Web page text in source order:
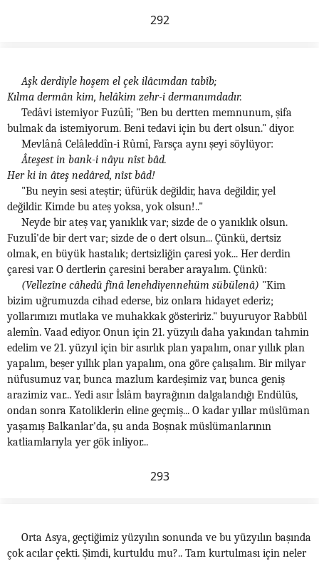
292
Aşk derdiyle hoşem el çek ilâcımdan tabîb;
Kılma dermân kim, helâkim zehr-i dermanımdadır.
Tedâvi istemiyor Fuzûlî; "Ben bu dertten memnunum, şifa
bulmak da istemiyorum. Beni tedavi için bu dert olsun." diyor.
Mevlânâ Celâleddîn-i Rûmî, Farsça aynı şeyi söylüyor:
Âteşest in bank-i nâyu nîst bâd.
Her ki in âteş nedâred, nîst bâd!
"Bu neyin sesi ateştir; üfürük değildir, hava değildir, yel
değildir. Kimde bu ateş yoksa, yok olsun!.."
Neyde bir ateş var, yanıklık var; sizde de o yanıklık olsun.
Fuzulî'de bir dert var; sizde de o dert olsun... Çünkü, dertsiz
olmak, en büyük hastalık; dertsizliğin çaresi yok... Her derdin
çaresi var. O dertlerin çaresini beraber arayalım. Çünkü:
(Vellezîne câhedû fînâ lenehdiyennehüm sübülenâ) "Kim
bizim uğrumuzda cihad ederse, biz onlara hidayet ederiz;
yollarımızı mutlaka ve muhakkak gösteririz." buyuruyor Rabbül
alemîn. Vaad ediyor. Onun için 21. yüzyılı daha yakından tahmin
edelim ve 21. yüzyıl için bir asırlık plan yapalım, onar yıllık plan
yapalım, beşer yıllık plan yapalım, ona göre çalışalım. Bir milyar
nüfusumuz var, bunca mazlum kardeşimiz var, bunca geniş
arazimiz var... Yedi asır İslâm bayrağının dalgalandığı Endülüs,
ondan sonra Katoliklerin eline geçmiş... O kadar yıllar müslüman
yaşamış Balkanlar'da, şu anda Boşnak müslümanlarının
katliamlarıyla yer gök inliyor...
293
Orta Asya, geçtiğimiz yüzyılın sonunda ve bu yüzyılın başında
çok acılar çekti. Şimdi, kurtuldu mu?.. Tam kurtulması için neler